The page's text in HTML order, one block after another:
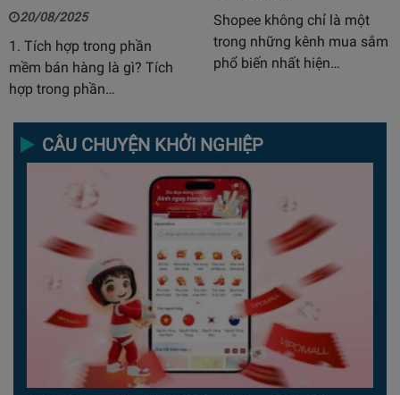
20/08/2025
1. Tích hợp trong phần
mềm bán hàng là gì? Tích
hợp trong phần…
Shopee không chỉ là một
trong những kênh mua sắm
phổ biến nhất hiện…
CÂU CHUYỆN KHỞI NGHIỆP